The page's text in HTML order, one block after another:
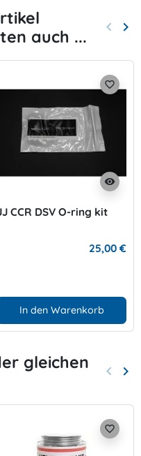
auch ...
Zurück
keyboard_arrow_left keyboard_arrow_right
visibility
favorite_border
CCR DSV O-ring kit
25,00 €
In den Warenkorb
gleichen
Zurück
keyboard_arrow_left keyboard_arrow_right
favorite_border